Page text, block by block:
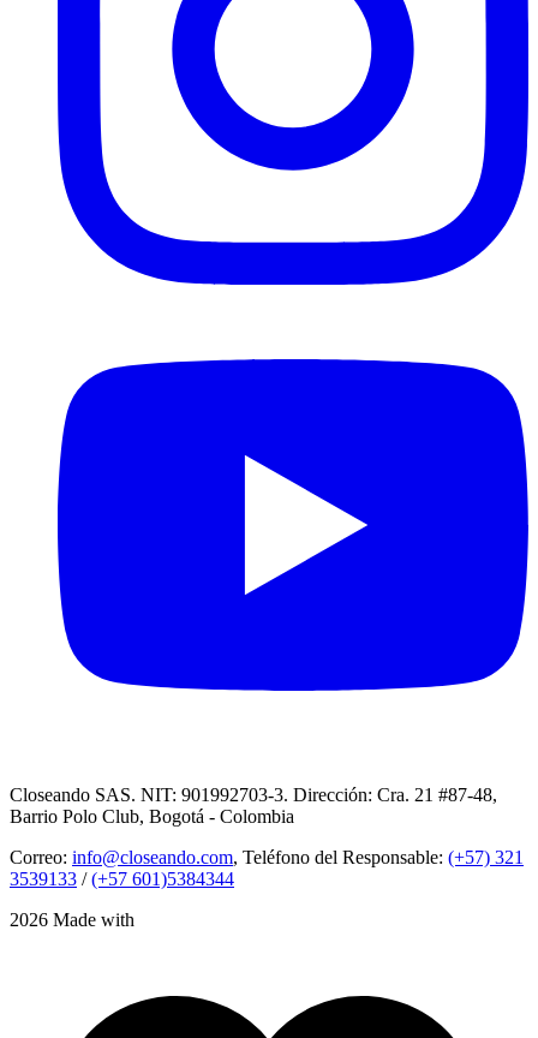
Closeando SAS. NIT: 901992703-3. Dirección: Cra. 21 #87-48,
Barrio Polo Club, Bogotá - Colombia
Correo: info@closeando.com, Teléfono del Responsable: (+57) 321
3539133 /(+57 601)5384344
2026 Made with